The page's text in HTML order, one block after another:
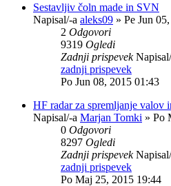
Sestavljiv čoln made in SVN
Napisal/-a aleks09 » Pe Jun
2 Odgovori
9319 Ogledi
Zadnji prispevek
zadnji prispevek
Po Jun 08, 2015 01:43
HF radar za spremljanje valov
Napisal/-a Marjan Tomki » Po
0 Odgovori
8297 Ogledi
Zadnji prispevek
zadnji prispevek
Po Maj 25, 2015 19:44